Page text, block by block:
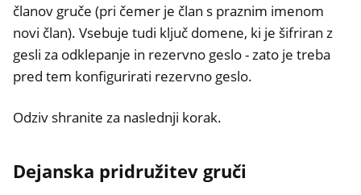
članov gruče (pri čemer je član s praznim imenom
novi član). Vsebuje tudi ključ domene, ki je šifriran z
gesli za odklepanje in rezervno geslo - zato je treba
pred tem konfigurirati rezervno geslo.
Odziv shranite za naslednji korak.
Dejanska pridružitev gruči